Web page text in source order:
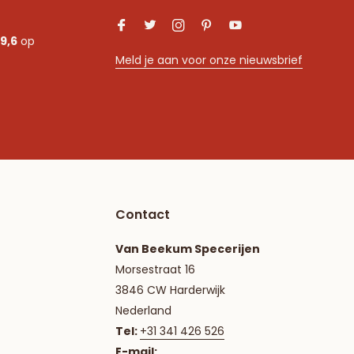
9,6 op
Meld je aan voor onze nieuwsbrief
Contact
Van Beekum Specerijen
Morsestraat 16
3846 CW Harderwijk
Nederland
Tel: +31 341 426 526